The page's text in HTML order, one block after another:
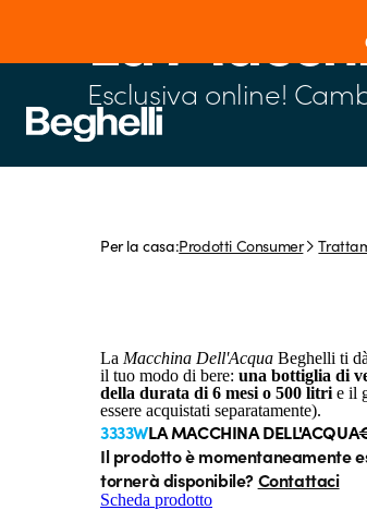
La
Esclusiva online!
Per la casa:Prodotti Consumer
La Macchina Dell'Acqua Beghelli ti
il tuo modo di bere: una bottiglia di
della durata di 6 mesi o 500 litri e il
essere acquistati separatamente).
3333WLA MACCHINA DELL'ACQUA
Il prodotto è momentaneamente
tornerà disponibile?Contattaci
Scheda prodotto